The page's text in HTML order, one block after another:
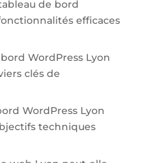
de bord
efficaces
WordPress Lyon
clés de
WordPress Lyon
techniques